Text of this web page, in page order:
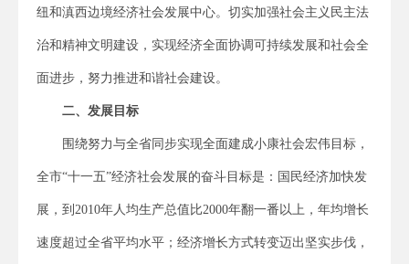
纽和滇西边境经济社会发展中心。切实加强社会主义民主法
治和精神文明建设，实现经济全面协调可持续发展和社会全
面进步，努力推进和谐社会建设。
二、发展目标
围绕努力与全省同步实现全面建成小康社会宏伟目标，
全市“十一五”经济社会发展的奋斗目标是：国民经济加快发
展，到2010年人均生产总值比2000年翻一番以上，年均增长
速度超过全省平均水平；经济增长方式转变迈出坚实步伐，